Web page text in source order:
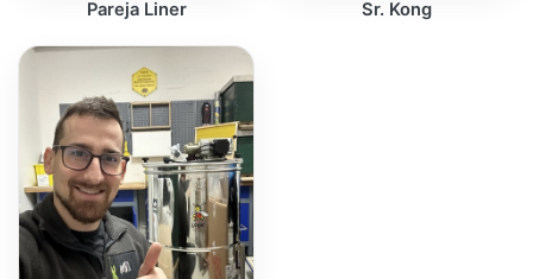
Pareja Liner Sr. Kong